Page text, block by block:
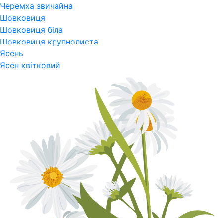
Черемха звичайна
Шовковиця
Шовковиця біла
Шовковиця крупнолиста
Ясень
Ясен квітковий